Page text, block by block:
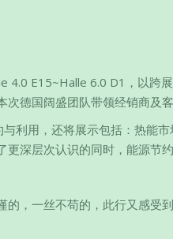
4.0 E15~Halle 6.0 D1，以跨
次德国阔盛团队带领经销商及
利用，还将展示包括：热能
更深层次认识的同时，能源节
，一丝不苟的，此行又感受